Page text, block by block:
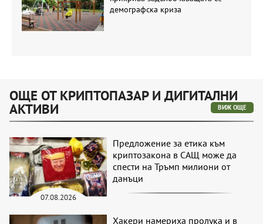
демографска криза
ОЩЕ ОТ КРИПТОПАЗАР И ДИГИТАЛНИ
АКТИВИ ВИЖ ОЩЕ
07.08.2026
Предложение за етика към
криптозакона в САЩ може да
спести на Тръмп милиони от
данъци
Хакери намериха пролука и в